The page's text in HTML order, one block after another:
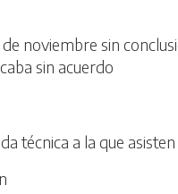
noviembre sin
sin acuerdo
técnica a la que